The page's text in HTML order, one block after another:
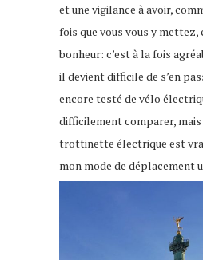
et une vigilance à avoir,
fois que vous vous y mettez,
bonheur: c’est à la fois
il devient difficile de s’en
encore testé de vélo
difficilement comparer,
trottinette électrique est
mon mode de déplacement